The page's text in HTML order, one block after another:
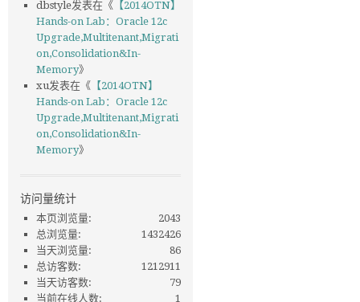
dbstyle发表在《 【2014OTN】
Hands-on Lab：Oracle 12c
Upgrade,Multitenant,Migrati
on,Consolidation&In-
Memory》
xu发表在《 【2014OTN】
Hands-on Lab：Oracle 12c
Upgrade,Multitenant,Migrati
on,Consolidation&In-
Memory》
访问量统计
2043
本页浏览量:
1432426
总浏览量:
86
当天浏览量:
1212911
总访客数:
79
当天访客数:
1
当前在线人数: